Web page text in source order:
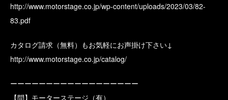
http://www.motorstage.co.jp/wp-content/uploads/2023/03/82-
83.pdf
カタログ請求（無料）もお気軽にお声掛け下さい↓
http://www.motorstage.co.jp/catalog/
ーーーーーーーーーーーーーーーーーー
【問】モーターステージ（有）